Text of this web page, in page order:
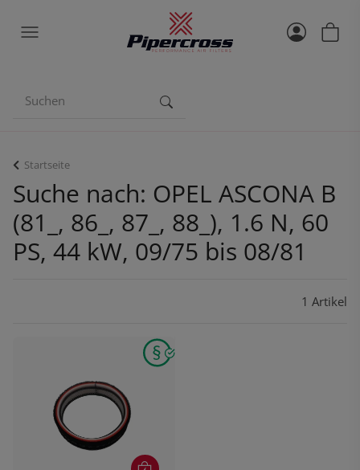
Startseite
Suche nach: OPEL ASCONA B
(81_, 86_, 87_, 88_), 1.6 N, 60
PS, 44 kW, 09/75 bis 08/81
1 Artikel